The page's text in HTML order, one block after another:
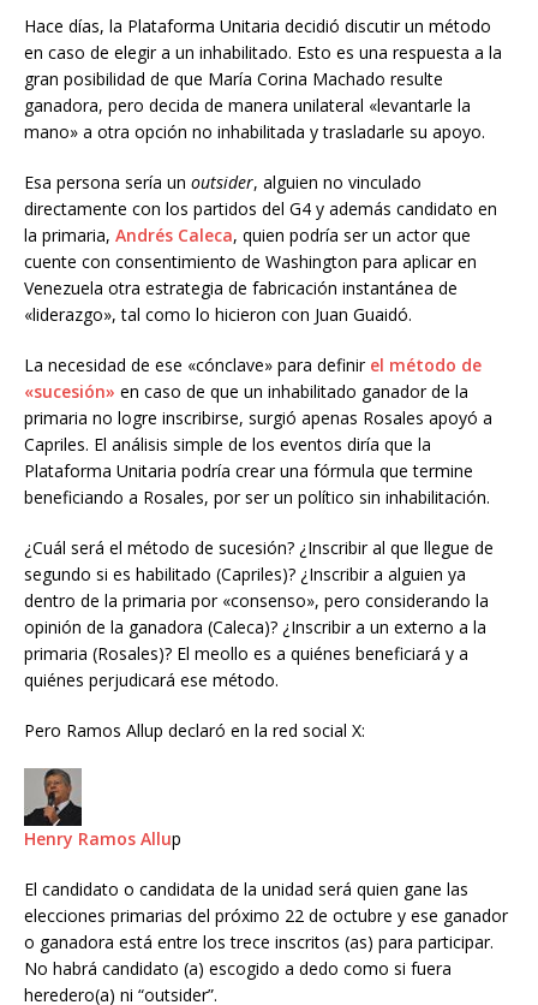
Hace días, la Plataforma Unitaria decidió discutir un método
en caso de elegir a un inhabilitado. Esto es una respuesta a la
gran posibilidad de que María Corina Machado resulte
ganadora, pero decida de manera unilateral «levantarle la
mano» a otra opción no inhabilitada y trasladarle su apoyo.
Esa persona sería un outsider, alguien no vinculado
directamente con los partidos del G4 y además candidato en
la primaria, Andrés Caleca, quien podría ser un actor que
cuente con consentimiento de Washington para aplicar en
Venezuela otra estrategia de fabricación instantánea de
«liderazgo», tal como lo hicieron con Juan Guaidó.
La necesidad de ese «cónclave» para definir el método de
«sucesión» en caso de que un inhabilitado ganador de la
primaria no logre inscribirse, surgió apenas Rosales apoyó a
Capriles. El análisis simple de los eventos diría que la
Plataforma Unitaria podría crear una fórmula que termine
beneficiando a Rosales, por ser un político sin inhabilitación.
¿Cuál será el método de sucesión? ¿Inscribir al que llegue de
segundo si es habilitado (Capriles)? ¿Inscribir a alguien ya
dentro de la primaria por «consenso», pero considerando la
opinión de la ganadora (Caleca)? ¿Inscribir a un externo a la
primaria (Rosales)? El meollo es a quiénes beneficiará y a
quiénes perjudicará ese método.
Pero Ramos Allup declaró en la red social X:
Henry Ramos Allup
El candidato o candidata de la unidad será quien gane las
elecciones primarias del próximo 22 de octubre y ese ganador
o ganadora está entre los trece inscritos (as) para participar.
No habrá candidato (a) escogido a dedo como si fuera
heredero(a) ni “outsider”.